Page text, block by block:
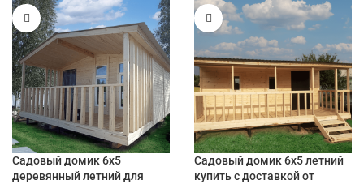
Садовый домик 6х5
деревянный летний для
Садовый домик 6х5 летний
купить с доставкой от